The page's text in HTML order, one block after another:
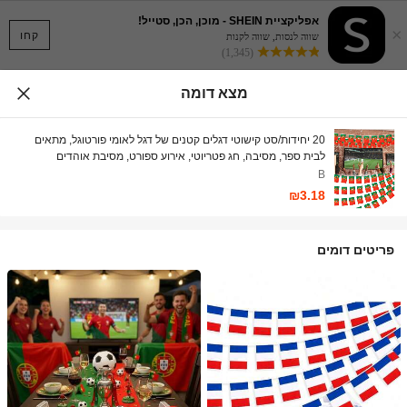
קחו ×
אפליקציית SHEIN - מוכן, הכן, סטייל!
שווה לנסות, שווה לקנות
(1,345)
מצא דומה
20 יחידות/סט קישוטי דגלים קטנים של דגל לאומי פורטוגל, מתאים
לבית ספר, מסיבה, חג פטריוטי, אירוע ספורט, מסיבת אוהדים
מונדיאל/מסיבת יום הולדת בנושא ספורט, עיצוב הבית, קישוט רקע
לאירוע ספורט, יום הולדת אוהדים/מסיבת נושא ספורט/קישוט מועדון
B
₪3.18
פריטים דומים